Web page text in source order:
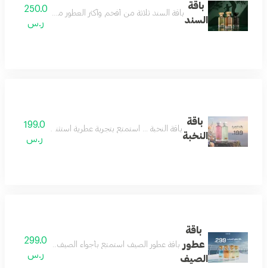
باقة
السند
باقة السند ثلاثة من أفخم وأكثر العطور مبيعاً، جُمعت
250.0
ر.س
باقة
النخبة
باقة النخبة ... استمتع بتجربة عطرية استثنائية مع باقة النخبة، عطرين بحجم 160 مل من مجموعتنا المميزة بسعر خاص. فرصة رائعة للاستمتاع
199.0
ر.س
باقة
عطور
الصيف
باقة عطور الصيف استمتع بأجواء الصيف المنعشة مع باقة
299.0
ر.س